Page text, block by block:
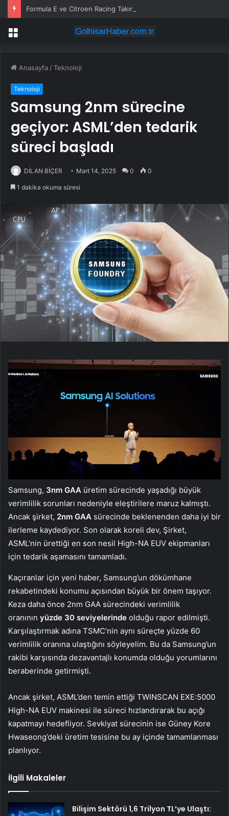
Menü
Anasayfa /Teknoloji
Teknoloji
Samsung 2nm sürecine
geçiyor: ASML’den tedarik
süreci başladı
DİLAN BİÇER Mart 14, 2025 0 0
1 dakika okuma süresi
Samsung, 3nm GAA üretim sürecinde yaşadığı büyük
verimlilik sorunları nedeniyle eleştirilere maruz kalmıştı.
Ancak şirket, 2nm GAA sürecinde beklenenden daha iyi bir
ilerleme kaydediyor. Son olarak koreli dev, Şirket,
ASML’nin ürettiği en son nesil High-NA EUV ekipmanları
için tedarik aşamasını tamamladı.
Kaçıranlar için yeni haber, Samsung’un dökümhane
rekabetindeki konumu açısından büyük bir önem taşıyor.
Keza daha önce 2nm GAA sürecindeki verimlilik
oranının yüzde 30 seviyelerinde olduğu rapor edilmişti.
Karşılaştırmak adına TSMC’nin aynı süreçte yüzde 60
verimlilik oranına ulaştığını söyleyelim. Bu da Samsung’un
rakibi karşısında dezavantajlı konumda olduğu yorumlarını
beraberinde getirmişti.
Ancak şirket, ASML’den temin ettiği TWINSCAN EXE:5000
High-NA EUV makinesi ile süreci hızlandırarak bu açığı
kapatmayı hedefliyor. Sevkiyat sürecinin ise Güney Kore
Hwaseong’deki üretim tesisine bu ay içinde tamamlanması
planlıyor.
İlgili Makaleler
Bilişim Sektörü 1,6 Trilyon TL’ye Ulaştı: